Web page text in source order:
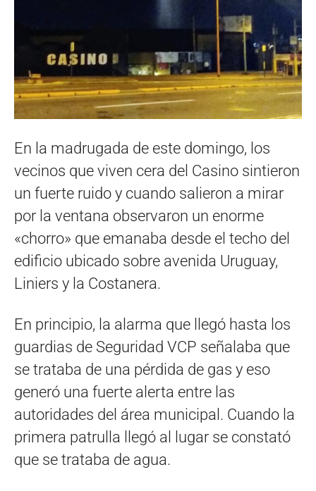
En la madrugada de este domingo, los
vecinos que viven cera del Casino sintieron
un fuerte ruido y cuando salieron a mirar
por la ventana observaron un enorme
«chorro» que emanaba desde el techo del
edificio ubicado sobre avenida Uruguay,
Liniers y la Costanera.
En principio, la alarma que llegó hasta los
guardias de Seguridad VCP señalaba que
se trataba de una pérdida de gas y eso
generó una fuerte alerta entre las
autoridades del área municipal. Cuando la
primera patrulla llegó al lugar se constató
que se trataba de agua.